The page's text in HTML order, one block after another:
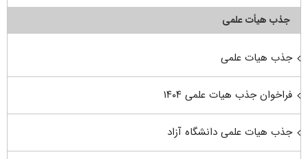
جذب هیأت علمی
جذب هیات علمی
فراخوان جذب هیات علمی ۱۴۰۴
جذب هیات علمی دانشگاه آزاد